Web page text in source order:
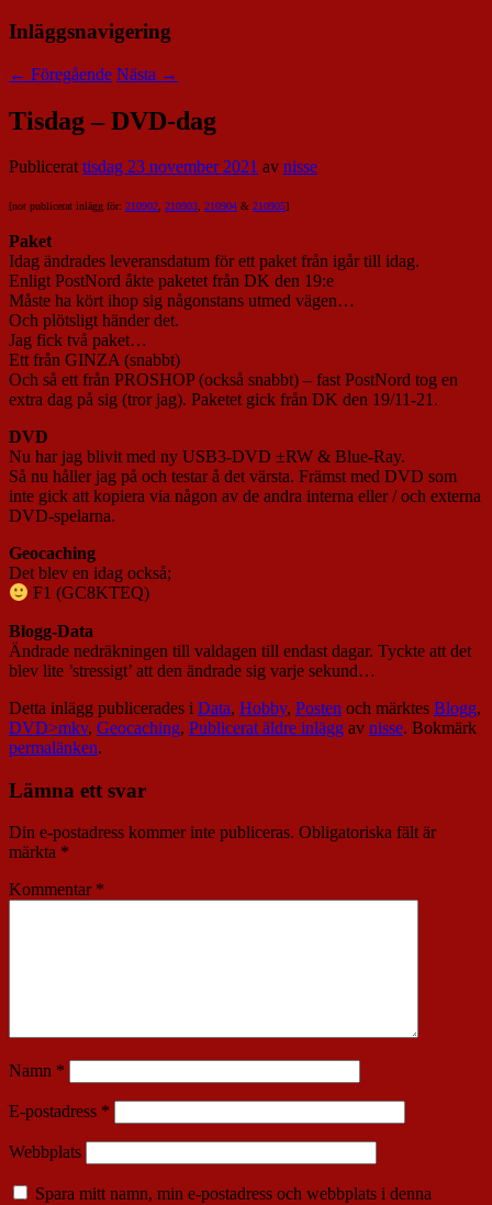
Inläggsnavigering
← Föregående Nästa →
Tisdag – DVD-dag
Publicerattisdag 23 november 2021 av nisse
[not publicerat inlägg för: 210902, 210903, 210904 & 210905]
Paket
Idag ändrades leveransdatum för ett paket från igår till idag.
Enligt PostNord åkte paketet från DK den 19:e
Måste ha kört ihop sig någonstans utmed vägen…
Och plötsligt händer det.
Jag fick två paket…
Ett från GINZA (snabbt)
Och så ett från PROSHOP (också snabbt) – fast PostNord tog en
extra dag på sig (tror jag). Paketet gick från DK den 19/11-21.
DVD
Nu har jag blivit med ny USB3-DVD ±RW & Blue-Ray.
Så nu håller jag på och testar å det värsta. Främst med DVD som
inte gick att kopiera via någon av de andra interna eller / och externa
DVD-spelarna.
Geocaching
Det blev en idag också;
F1 (GC8KTEQ)
Blogg-Data
Ändrade nedräkningen till valdagen till endast dagar. Tyckte att det
blev lite ’stressigt’ att den ändrade sig varje sekund…
Detta inlägg publicerades i Data, Hobby, Posten och märktes Blogg,
DVD>mkv, Geocaching, Publicerat äldre inlägg av nisse. Bokmärk
permalänken.
Lämna ett svar
Din e-postadress kommer inte publiceras. Obligatoriska fält är
märkta *
Kommentar *
Namn *
E-postadress *
Webbplats
Spara mitt namn, min e-postadress och webbplats i denna